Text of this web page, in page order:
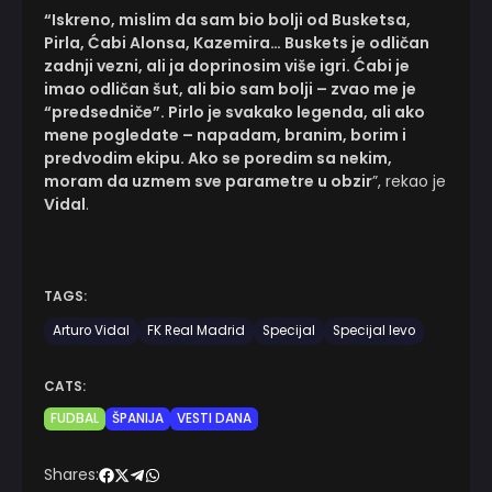
“Iskreno, mislim da sam bio bolji od Busketsa,
Pirla, Ćabi Alonsa, Kazemira… Buskets je odličan
zadnji vezni, ali ja doprinosim više igri. Ćabi je
imao odličan šut, ali bio sam bolji – zvao me je
“predsedniče”. Pirlo je svakako legenda, ali ako
mene pogledate – napadam, branim, borim i
predvodim ekipu. Ako se poredim sa nekim,
moram da uzmem sve parametre u obzir”, rekao je
Vidal.
TAGS:
Arturo Vidal
FK Real Madrid Specijal Specijal levo
CATS:
FUDBAL
ŠPANIJA VESTI DANA
Shares: